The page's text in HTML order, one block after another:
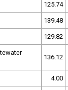
125.74
139.48
129.82
136.12
4.00